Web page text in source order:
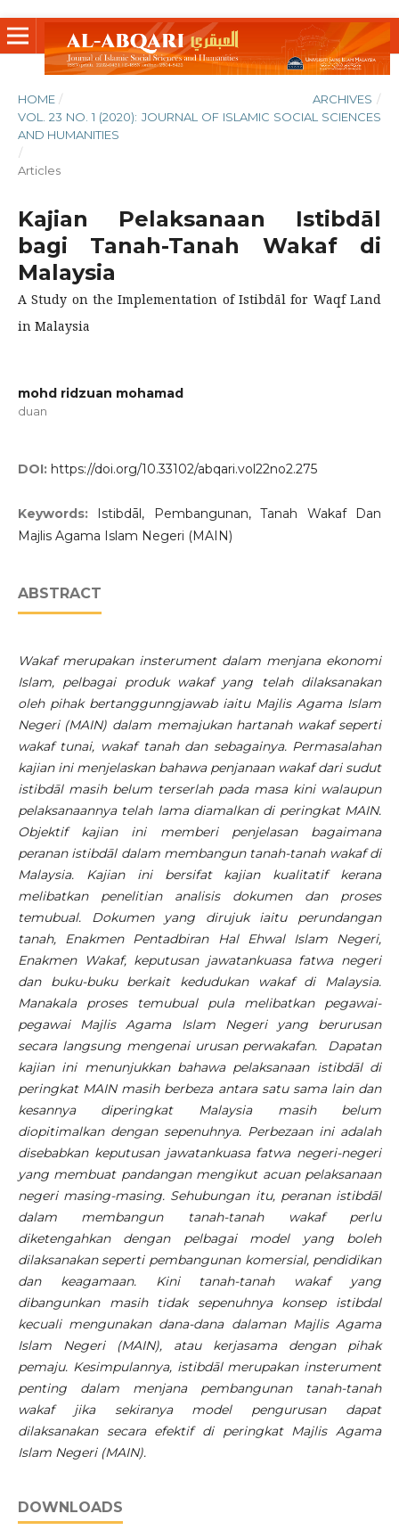
HOME / ARCHIVES /
VOL. 23 NO. 1 (2020): JOURNAL OF ISLAMIC SOCIAL SCIENCES
AND HUMANITIES
/
Articles
Kajian Pelaksanaan Istibdāl
bagi Tanah-Tanah Wakaf di
Malaysia
A Study on the Implementation of Istibdāl for Waqf Land
in Malaysia
mohd ridzuan mohamad
duan
DOI: https://doi.org/10.33102/abqari.vol22no2.275
Keywords: Istibdāl, Pembangunan, Tanah Wakaf Dan
Majlis Agama Islam Negeri (MAIN)
ABSTRACT
Wakaf merupakan insterument dalam menjana ekonomi
Islam, pelbagai produk wakaf yang telah dilaksanakan
oleh pihak bertanggunngjawab iaitu Majlis Agama Islam
Negeri (MAIN) dalam memajukan hartanah wakaf seperti
wakaf tunai, wakaf tanah dan sebagainya. Permasalahan
kajian ini menjelaskan bahawa penjanaan wakaf dari sudut
istibdāl masih belum terserlah pada masa kini walaupun
pelaksanaannya telah lama diamalkan di peringkat MAIN.
Objektif kajian ini memberi penjelasan bagaimana
peranan istibdāl dalam membangun tanah-tanah wakaf di
Malaysia. Kajian ini bersifat kajian kualitatif kerana
melibatkan penelitian analisis dokumen dan proses
temubual. Dokumen yang dirujuk iaitu perundangan
tanah, Enakmen Pentadbiran Hal Ehwal Islam Negeri,
Enakmen Wakaf, keputusan jawatankuasa fatwa negeri
dan buku-buku berkait kedudukan wakaf di Malaysia.
Manakala proses temubual pula melibatkan pegawai-
pegawai Majlis Agama Islam Negeri yang berurusan
secara langsung mengenai urusan perwakafan. Dapatan
kajian ini menunjukkan bahawa pelaksanaan istibdāl di
peringkat MAIN masih berbeza antara satu sama lain dan
kesannya diperingkat Malaysia masih belum
diopitimalkan dengan sepenuhnya. Perbezaan ini adalah
disebabkan keputusan jawatankuasa fatwa negeri-negeri
yang membuat pandangan mengikut acuan pelaksanaan
negeri masing-masing. Sehubungan itu, peranan istibdāl
dalam membangun tanah-tanah wakaf perlu
diketengahkan dengan pelbagai model yang boleh
dilaksanakan seperti pembangunan komersial, pendidikan
dan keagamaan. Kini tanah-tanah wakaf yang
dibangunkan masih tidak sepenuhnya konsep istibdal
kecuali mengunakan dana-dana dalaman Majlis Agama
Islam Negeri (MAIN), atau kerjasama dengan pihak
pemaju. Kesimpulannya, istibdāl merupakan insterument
penting dalam menjana pembangunan tanah-tanah
wakaf jika sekiranya model pengurusan dapat
dilaksanakan secara efektif di peringkat Majlis Agama
Islam Negeri (MAIN).
DOWNLOADS